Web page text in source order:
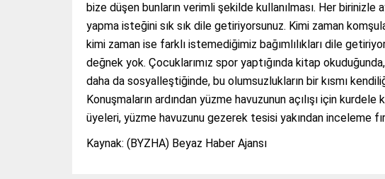
bize düşen bunların verimli şekilde kullanılması. Her birinizle
yapma isteğini sık sık dile getiriyorsunuz. Kimi zaman
kimi zaman ise farklı istemediğimiz bağımlılıkları dile
değnek yok. Çocuklarımız spor yaptığında kitap
daha da sosyalleştiğinde, bu olumsuzlukların bir kısmı
Konuşmaların ardından yüzme havuzunun açılışı için kurdele
üyeleri, yüzme havuzunu gezerek tesisi yakından inceleme
Kaynak: (BYZHA) Beyaz Haber Ajansı